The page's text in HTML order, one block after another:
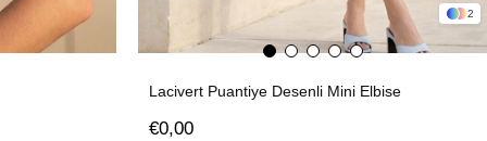
2
Lacivert Puantiye Desenli Mini Elbise
€0,00